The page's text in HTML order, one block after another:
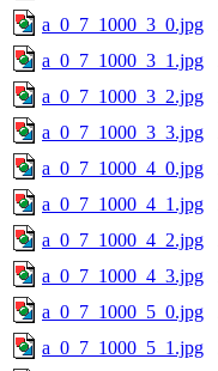
a_0_7_1000_3_0.jpg
a_0_7_1000_3_1.jpg
a_0_7_1000_3_2.jpg
a_0_7_1000_3_3.jpg
a_0_7_1000_4_0.jpg
a_0_7_1000_4_1.jpg
a_0_7_1000_4_2.jpg
a_0_7_1000_4_3.jpg
a_0_7_1000_5_0.jpg
a_0_7_1000_5_1.jpg